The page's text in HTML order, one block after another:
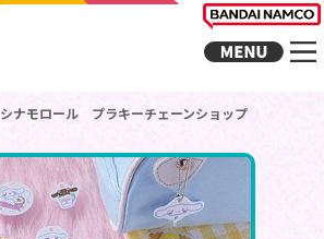
シナモロール プラキーチェーンショップ